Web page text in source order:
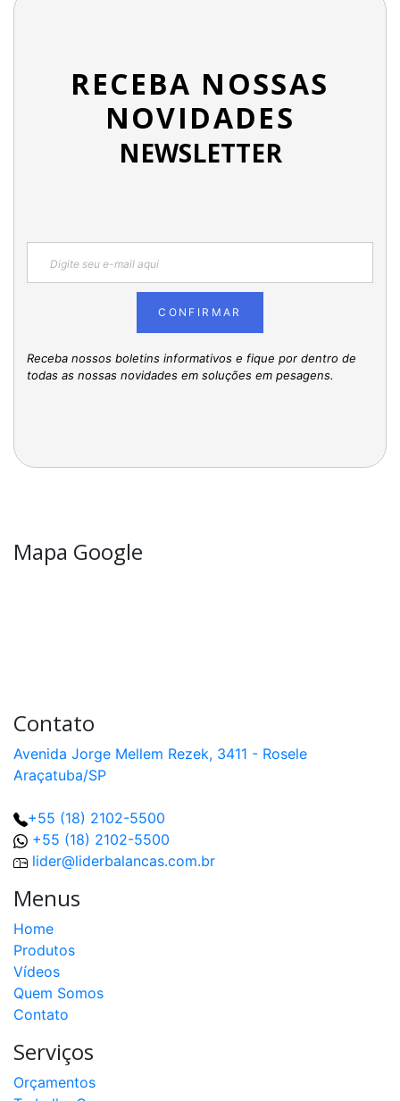
RECEBA NOSSAS
NOVIDADES
NEWSLETTER
CONFIRMAR
Receba nossos boletins informativos e fique por dentro de
todas as nossas novidades em soluções em pesagens.
Mapa Google
Contato
Avenida Jorge Mellem Rezek, 3411 - Rosele
Araçatuba/SP
+55 (18) 2102-5500
+55 (18) 2102-5500
lider@liderbalancas.com.br
Menus
Home
Produtos
Vídeos
Quem Somos
Contato
Serviços
Orçamentos